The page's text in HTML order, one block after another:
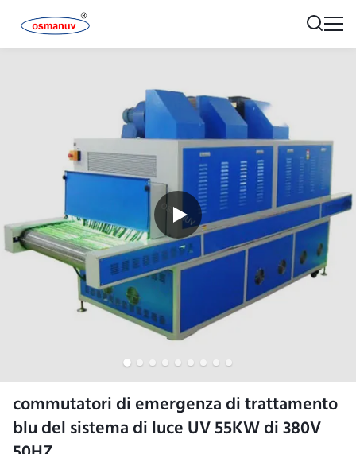
commutatori di emergenza di trattamento
blu del sistema di luce UV 55KW di 380V